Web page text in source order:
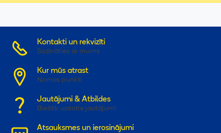
Kontakti un rekvizīti
Sazināties ar mums
Kur mūs atrast
Nomas punkti
Jautājumi & Atbildes
Biežāk uzdotie jautājumi
Atsauksmes un ierosinājumi